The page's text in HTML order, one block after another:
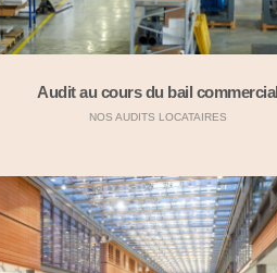
Audit au cours du bail commercial
NOS AUDITS LOCATAIRES